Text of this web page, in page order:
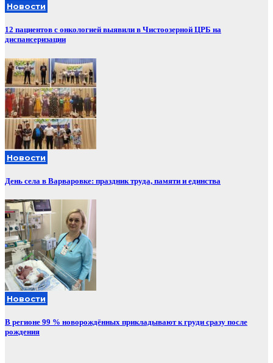
Новости
12 пациентов с онкологией выявили в Чистоозерной ЦРБ на
диспансеризации
Новости
День села в Варваровке: праздник труда, памяти и единства
Новости
В регионе 99 % новорождённых прикладывают к груди сразу после
рождения